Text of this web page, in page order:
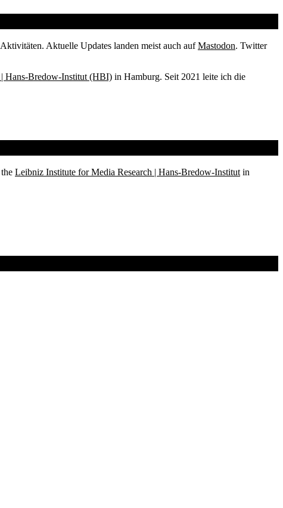
Aktuelle Updates landen meist auch aufMastodon. Twitter
Hans-Bredow-Institut (HBI) in Hamburg. Seit 2021 leite ich die
Leibniz Institute for Media Research | Hans-Bredow-Institut in